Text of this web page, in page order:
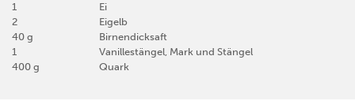
1
Ei
2
Eigelb
40 g
Birnendicksaft
1
Vanillestängel, Mark und Stängel
400 g Quark